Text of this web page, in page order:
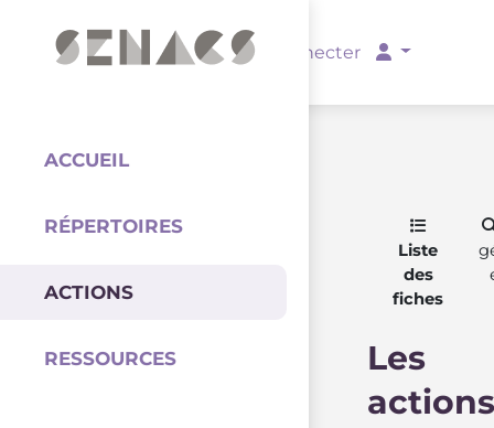
Se connecter
ACCUEIL
RÉPERTOIRES
ACTIONS
RESSOURCES
Liste
des
fiches
Les
actions